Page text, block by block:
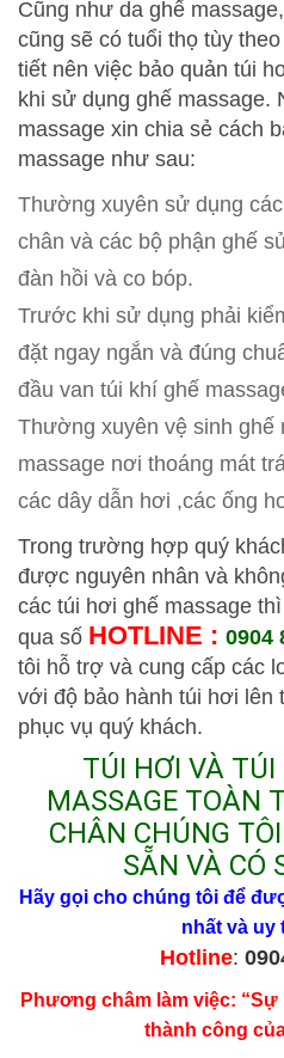
Cũng như da ghế
cũng sẽ có tuổi thọ tùy
tiết nên việc bảo quản túi
khi sử dụng ghế massage.
massage xin chia sẻ cách
massage như sau:
Thường xuyên sử dụng
chân và các bộ phận ghế
đàn hồi và co bóp.
Trước khi sử dụng phải
đặt ngay ngắn và đúng
đầu van túi khí ghế
Thường xuyên vệ sinh ghế
massage nơi thoáng mát
các dây dẫn hơi ,các ống
Trong trường hợp quý
được nguyên nhân và
các túi hơi ghế massage
qua số HOTLINE : 0904
tôi hỗ trợ và cung cấp các
với độ bảo hành túi hơi lên
phục vụ quý khách.
TÚI HƠI VÀ TÚI
MASSAGE TOÀN
CHÂN CHÚNG
SẴN VÀ CÓ
Hãy gọi cho chúng tôi để
nhất và uy
Hotline:
Phương châm làm việc:
thành công